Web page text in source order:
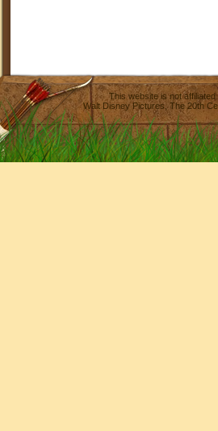
This website is not
Walt Disney Pictures,The 20th